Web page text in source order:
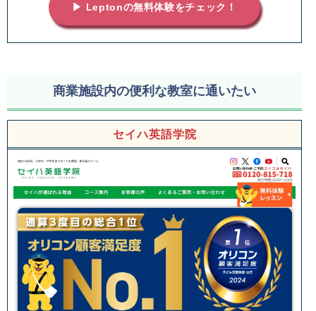
▶ Leptonの無料体験をチェック！
商業施設内の便利な教室に通いたい
セイハ英語学院